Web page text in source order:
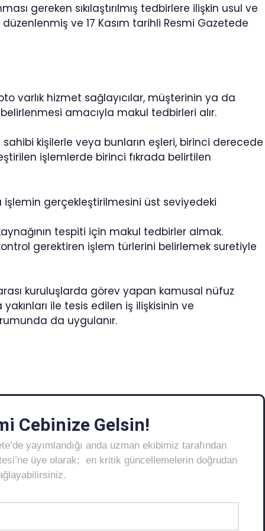
gereken sıkılaştırılmış tedbirlere ilişkin usul ve
düzenlenmiş ve 17 Kasım tarihli Resmi Gazetede
varlık hizmet sağlayıcılar, müşterinin ya da
amacıyla makul tedbirleri alır.
kişilerle veya bunların eşleri, birinci derecede
işlemlerde birinci fıkrada belirtilen
gerçekleştirilmesini üst seviyedeki
tespiti için makul tedbirler almak.
gerektiren işlem türlerini belirlemek suretiyle
kuruluşlarda görev yapan kamusal nüfuz
ile tesis edilen iş ilişkisinin ve
da uygulanır.
Cebinize Gelsin!
yayımlandığı anda uzman ekibimiz tarafından
üye olarak; en kritik güncellemelerin doğrudan